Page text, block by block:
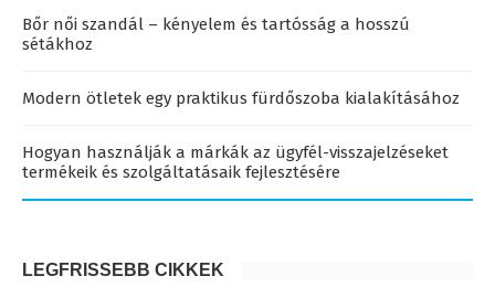
Bőr női szandál – kényelem és tartósság a hosszú
sétákhoz
Modern ötletek egy praktikus fürdőszoba kialakításához
Hogyan használják a márkák az ügyfél-visszajelzéseket
termékeik és szolgáltatásaik fejlesztésére
LEGFRISSEBB CIKKEK